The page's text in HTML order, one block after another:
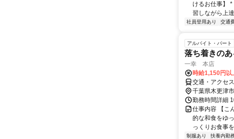
けるお仕事】
習しながら上
社員登用あり 交通
アルバイト・パート
落ち着きの
一幸 本店
時給1,150円以
交通・アクセ
千葉県木更津市
勤務時間詳細
仕事内容 【こ
的な和食をゆ
っくりお食事
制服あり 扶養内勤